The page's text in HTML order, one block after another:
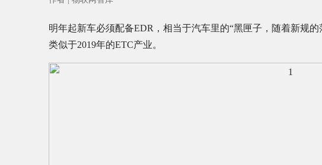
明年起新车必须配备EDR，相当于汽车里的“黑匣子，随着新规
类似于2019年的ETC产业。